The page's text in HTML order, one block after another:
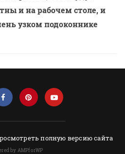
и на рабочем столе, и
узком подоконнике
полную версию сайта
by AMPforWP